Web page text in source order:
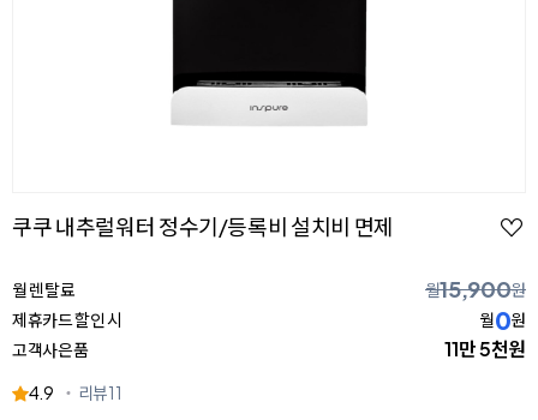
쿠쿠 내추럴워터 정수기/등록비 설치비 면제
월 렌탈료 월15,900원
제휴카드 할인 시
월0원
고객사은품
11만 5천원
4.9 리뷰11